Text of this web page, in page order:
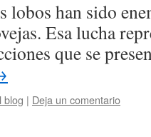
lobos han sido
Esa lucha
que se
blog | Deja un comentario